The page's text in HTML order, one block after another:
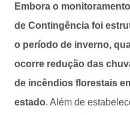
Embora o
de Contingência foi
o período de inverno,
ocorre redução das
de incêndios florestais
estado. Além de